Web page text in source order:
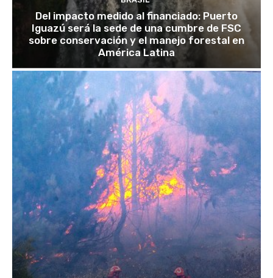
Del impacto medido al financiado: Puerto
Iguazú será la sede de una cumbre de FSC
sobre conservación y el manejo forestal en
América Latina